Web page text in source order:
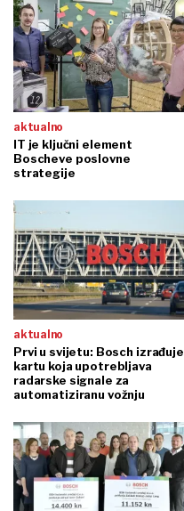
aktualno
IT je ključni element
Boscheve poslovne
strategije
aktualno
Prvi u svijetu: Bosch izrađuje
kartu koja upotrebljava
radarske signale za
automatiziranu vožnju